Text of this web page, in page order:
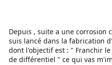
Depuis , suite a une corrosion
suis lancé dans la fabrication
dont l'objectif est : " Franchir
de différentiel " ce qui vas